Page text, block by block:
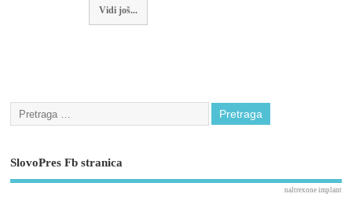
Vidi još...
SlovoPres Fb stranica
naltrexone implant